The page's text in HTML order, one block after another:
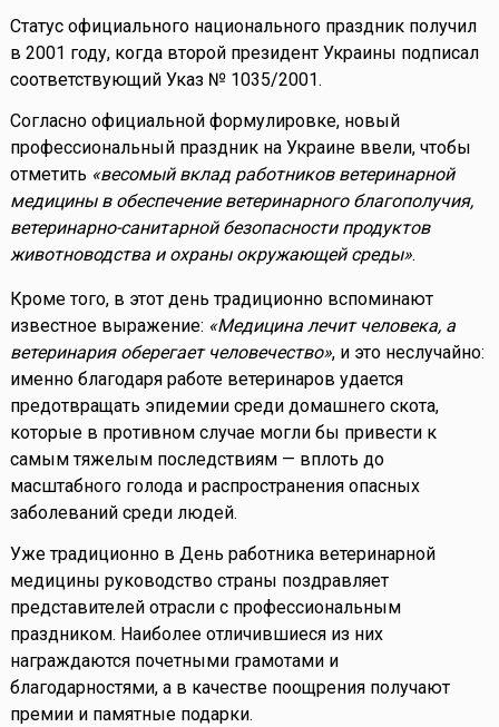
Статус официального национального праздник получил
в 2001 году, когда второй президент Украины подписал
соответствующий Указ № 1035/2001.
Согласно официальной формулировке, новый
профессиональный праздник на Украине ввели, чтобы
отметить «весомый вклад работников ветеринарной
медицины в обеспечение ветеринарного благополучия,
ветеринарно-санитарной безопасности продуктов
животноводства и охраны окружающей среды».
Кроме того, в этот день традиционно вспоминают
известное выражение: «Медицина лечит человека, а
ветеринария оберегает человечество», и это неслучайно:
именно благодаря работе ветеринаров удается
предотвращать эпидемии среди домашнего скота,
которые в противном случае могли бы привести к
самым тяжелым последствиям — вплоть до
масштабного голода и распространения опасных
заболеваний среди людей.
Уже традиционно в День работника ветеринарной
медицины руководство страны поздравляет
представителей отрасли с профессиональным
праздником. Наиболее отличившиеся из них
награждаются почетными грамотами и
благодарностями, а в качестве поощрения получают
премии и памятные подарки.